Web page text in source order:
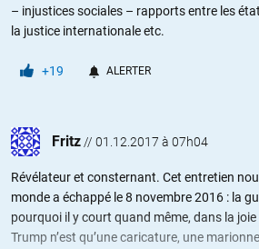
– injustices sociales – rapports entre les
la justice internationale etc.
+19 ALERTER
Fritz // 01.12.2017 à 07h04
Révélateur et consternant. Cet entretien
monde a échappé le 8 novembre 2016 : la
pourquoi il y court quand même, dans la
Trump n’est qu’une caricature, une